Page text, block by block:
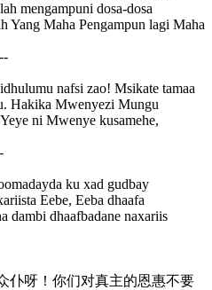
mengampuni dosa-dosa
Yang Maha Pengampun lagi Maha
nafsi zao! Msikate tamaa
Hakika Mwenyezi Mungu
ni Mwenye kusamehe,
ku xad gudbay
Eebe, Eeba dhaafa
dambi dhaafbadane naxariis
仆呀！你们对真主的恩惠不要